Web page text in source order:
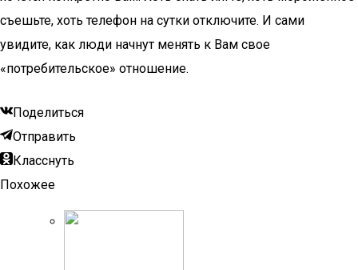
съешьте, хоть телефон на сутки отключите. И сами
увидите, как люди начнут менять к Вам свое
«потребительское» отношение.
Поделиться
Отправить
Класснуть
Похожее